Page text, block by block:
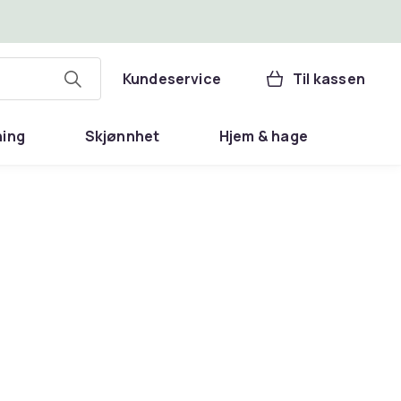
Kundeservice Til kassen
Skjønnhet Hjem & hage